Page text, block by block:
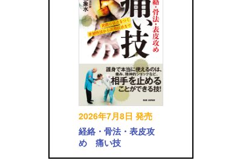
2026年7月8日 発売
経絡・骨法・表皮攻
め 痛い技